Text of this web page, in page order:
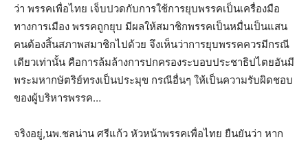
ว่า พรรคเพื่อไทย เจ็บปวดกับการใช้การยุบพรรคเป็นเครื่องมือ
ทางการเมือง พรรคถูกยุบ มีผลให้สมาชิกพรรคเป็นหมื่นเป็นแสน
คนต้องสิ้นสภาพสมาชิกไปด้วย จึงเห็นว่าการยุบพรรคควรมีกรณี
เดียวเท่านั้น คือการล้มล้างการปกครองระบอบประชาธิปไตยอันมี
พระมหากษัตริย์ทรงเป็นประมุข กรณีอื่นๆ ให้เป็นความรับผิดชอบ
ของผู้บริหารพรรค…
จริงอยู่,นพ.ชลน่าน ศรีแก้ว หัวหน้าพรรคเพื่อไทย ยืนยันว่า หาก